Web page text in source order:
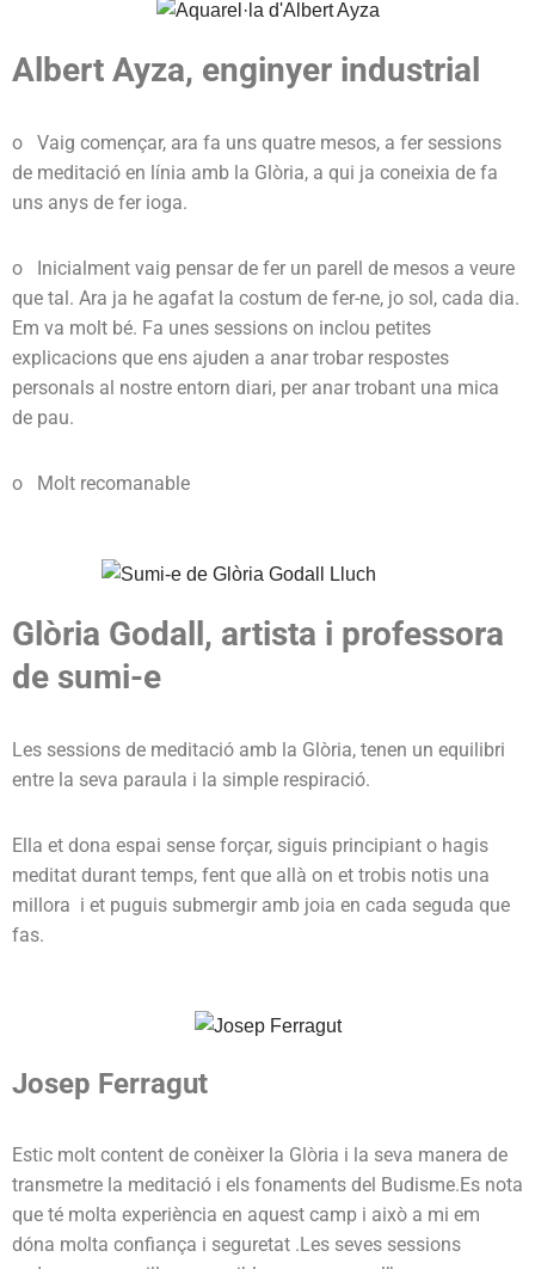
Albert Ayza, enginyer industrial
o Vaig començar, ara fa uns quatre mesos, a fer sessions
de meditació en línia amb la Glòria, a qui ja coneixia de fa
uns anys de fer ioga.
o Inicialment vaig pensar de fer un parell de mesos a veure
que tal. Ara ja he agafat la costum de fer-ne, jo sol, cada dia.
Em va molt bé. Fa unes sessions on inclou petites
explicacions que ens ajuden a anar trobar respostes
personals al nostre entorn diari, per anar trobant una mica
de pau.
o Molt recomanable
Glòria Godall, artista i professora
de sumi-e
Les sessions de meditació amb la Glòria, tenen un equilibri
entre la seva paraula i la simple respiració.
Ella et dona espai sense forçar, siguis principiant o hagis
meditat durant temps, fent que allà on et trobis notis una
millora i et puguis submergir amb joia en cada seguda que
fas.
Josep Ferragut
Estic molt content de conèixer la Glòria i la seva manera de
transmetre la meditació i els fonaments del Budisme.Es nota
que té molta experiència en aquest camp i això a mi em
dóna molta confiança i seguretat .Les seves sessions